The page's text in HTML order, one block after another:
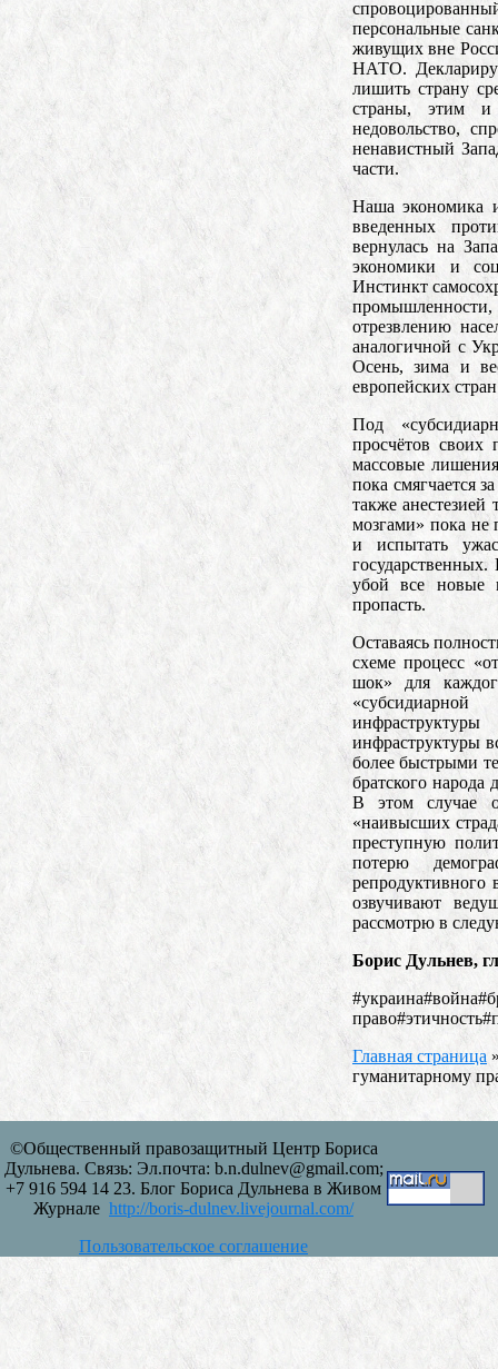
персональные
живущих вне
НАТО.
лишить страну
страны, этим и
недовольство,
ненавистный
части.
Наша экономика
введенных
вернулась на
экономики и
Инстинкт
отрезвлению
аналогичной с
Осень, зима и
европейских
Под
просчётов
массовые
пока смягчается
также
мозгами» пока не
и испытать
убой все новые
пропасть.
Оставаясь
схеме процесс
шок» для
инфраструктуры
более быстрыми
братского
В этом случае
«наивысших
преступную
потерю
озвучивают
рассмотрю в
Борис Дульнев,
Главная страница
гуманитарному
©Общественный правозащитный Центр Бориса
Дульнева. Связь: Эл.почта: b.n.dulnev@gmail.com;
+7 916 594 14 23. Блог Бориса Дульнева в Живом
Журнале http://boris-dulnev.livejournal.com/
Пользовательское соглашение